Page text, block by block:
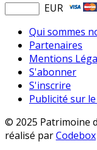
EUR
Qui sommes
Partenaires
Mentions
S'abonner
S'inscrire
Publicité sur
© 2025 Patrimoine
réalisé parCodebox